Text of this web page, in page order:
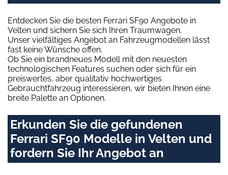
Entdecken Sie die besten Ferrari SF90 Angebote in
Velten und sichern Sie sich Ihren Traumwagen.
Unser vielfältiges Angebot an Fahrzeugmodellen lässt
fast keine Wünsche offen.
Ob Sie ein brandneues Modell mit den neuesten
technologischen Features suchen oder sich für ein
preiswertes, aber qualitativ hochwertiges
Gebrauchtfahrzeug interessieren, wir bieten Ihnen eine
breite Palette an Optionen.
Erkunden Sie die gefundenen
Ferrari SF90 Modelle in Velten und
fordern Sie Ihr Angebot an